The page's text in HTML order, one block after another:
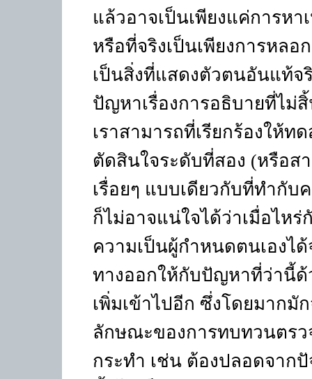
แล้วอาจเป็นเพียงแค่การหา
หรือที่จริงเป็นเพียงการหลอ
เป็นสิ่งที่แสดงตัวตนอันแท้จ
ปัญหาเรื่องการอธิบายที่ไม่
เราสามารถที่เรียกร้องให้ท
ตัดสินใจระดับที่สอง (หรือส
เรื่อยๆ แบบเดียวกับที่ทำกั
ก็ไม่อาจแน่ใจได้ว่าเมื่อไห
ความเป็นผู้กำหนดตนเองไ
ทางออกให้กับปัญหาที่ว่านี้ด้
เพิ่มเข้าไปอีก ซึ่งโดยมากมั
ลักษณะของการทบทวนตร
กระทำ เช่น ต้องปลอดจาก